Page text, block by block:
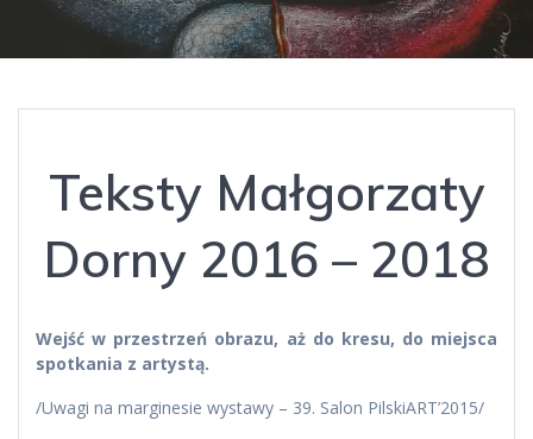
Teksty Małgorzaty
Dorny 2016 – 2018
Wejść w przestrzeń obrazu, aż do kresu, do miejsca
spotkania z artystą.
/Uwagi na marginesie wystawy – 39. Salon PilskiART’2015/